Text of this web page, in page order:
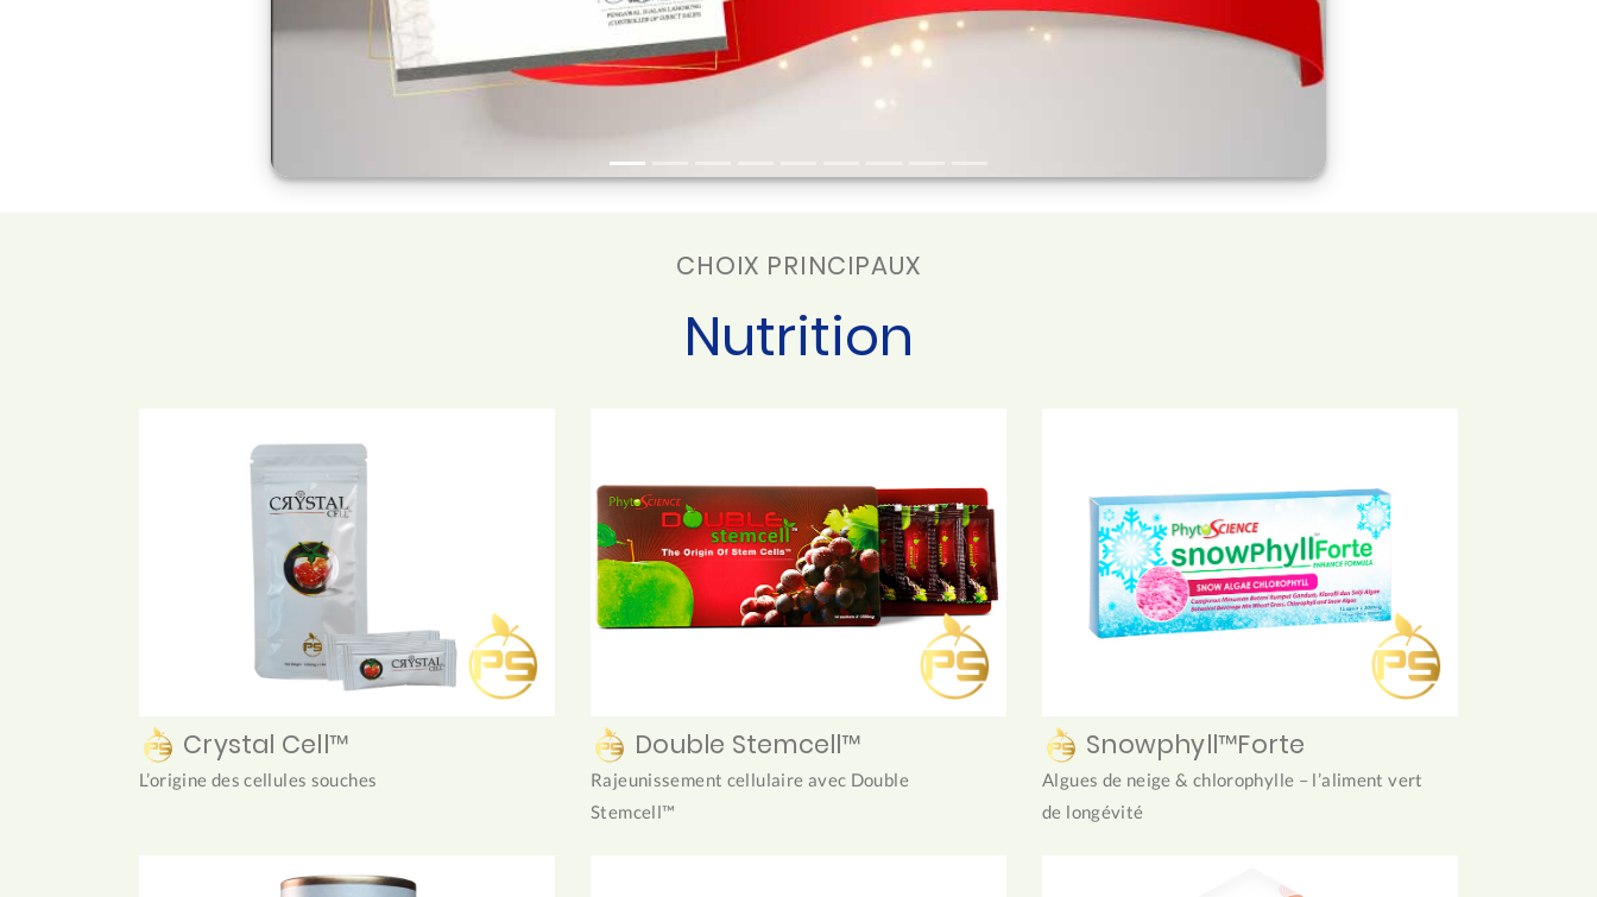
CHOIX PRINCIPAUX
Nutrition
Crystal Cell™
L’origine des cellules souches
Double Stemcell™
Rajeunissement cellulaire avec Double
Stemcell™
Snowphyll™Forte
Algues de neige & chlorophylle – l’aliment vert
de longévité